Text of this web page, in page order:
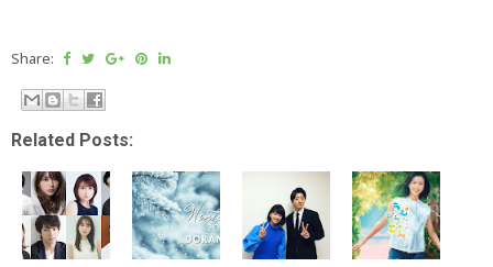
Share:
Related Posts: